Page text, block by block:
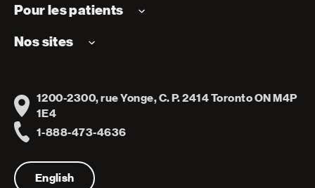
Pour les patients
Nos sites
Address
1200-2300, rue Yonge, C. P. 2414 Toronto ON M4P
1E4
1-888-473-4636
English